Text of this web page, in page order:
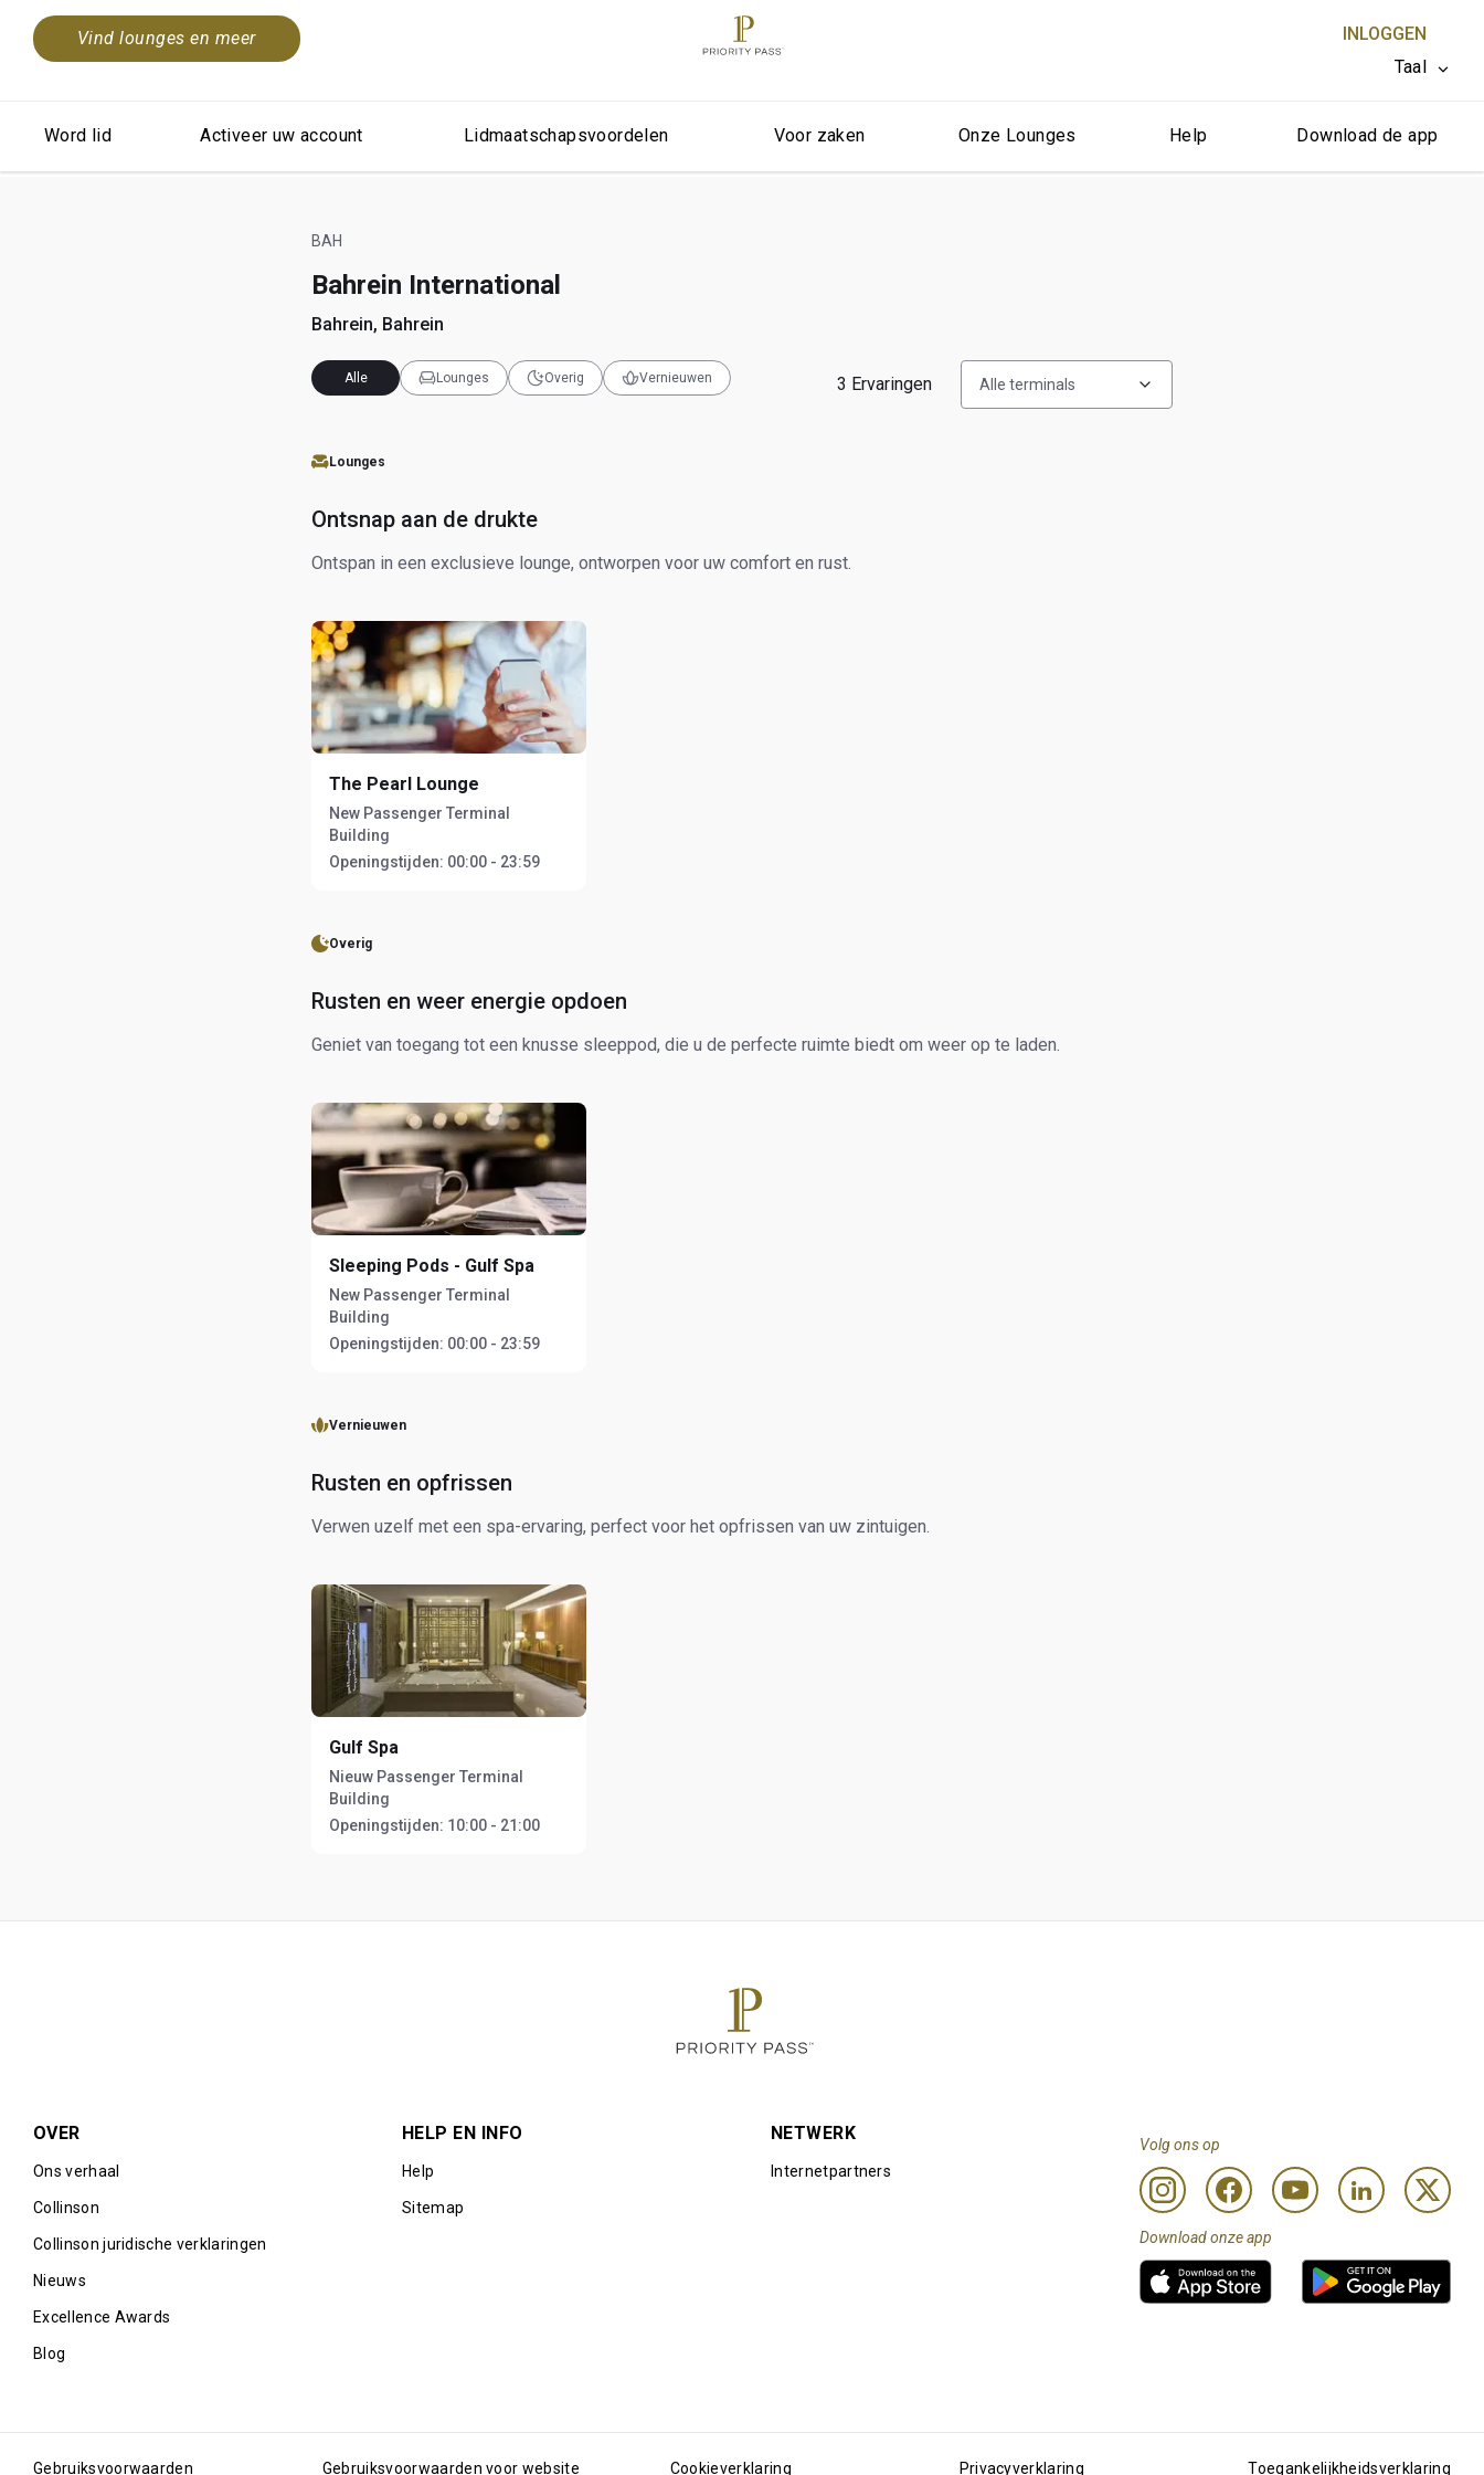
Vind lounges en meer
INLOGGEN
Taal
SLUITEN X
Word lid Activeer uw account Lidmaatschapsvoordelen Voor zaken Onze Lounges Help Download de app
BAH
Bahrein International
Bahrein, Bahrein
Alle Lounges Overig Vernieuwen 3 Ervaringen Alle terminals
Lounges
Ontsnap aan de drukte
Ontspan in een exclusieve lounge, ontworpen voor uw comfort en rust.
The Pearl Lounge
New Passenger Terminal
Building
Openingstijden: 00:00 - 23:59
Overig
Rusten en weer energie opdoen
Geniet van toegang tot een knusse sleeppod, die u de perfecte ruimte biedt om weer op te laden.
Sleeping Pods - Gulf Spa
New Passenger Terminal
Building
Openingstijden: 00:00 - 23:59
Vernieuwen
Rusten en opfrissen
Verwen uzelf met een spa-ervaring, perfect voor het opfrissen van uw zintuigen.
Gulf Spa
Nieuw Passenger Terminal
Building
Openingstijden: 10:00 - 21:00
OVER
Ons verhaal
Collinson
Collinson juridische verklaringen
Nieuws
Excellence Awards
Blog
HELP EN INFO
Help
Sitemap
NETWERK
Internetpartners
Volg ons op
Download onze app
Gebruiksvoorwaarden Gebruiksvoorwaarden voor website Cookieverklaring Privacyverklaring Toegankelijkheidsverklaring